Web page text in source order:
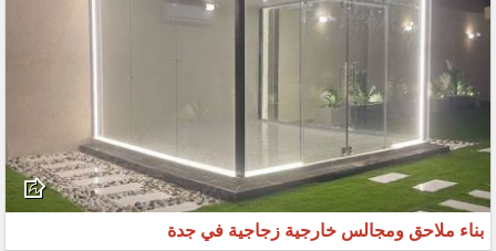
بناء ملاحق ومجالس خارجية زجاجية في جدة